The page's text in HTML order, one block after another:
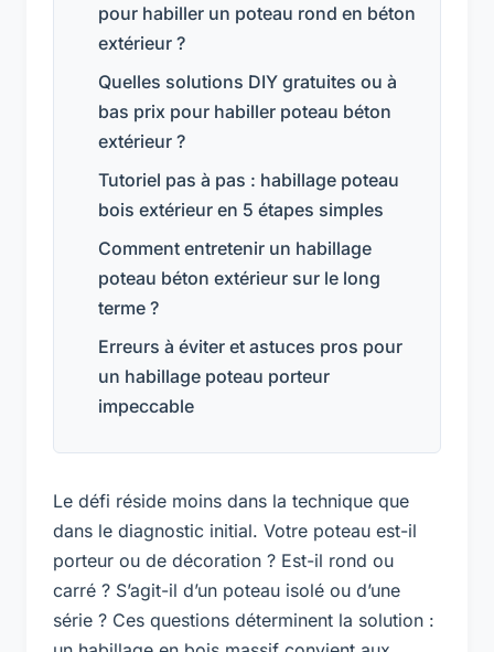
pour habiller un poteau rond en béton
extérieur ?
Quelles solutions DIY gratuites ou à
bas prix pour habiller poteau béton
extérieur ?
Tutoriel pas à pas : habillage poteau
bois extérieur en 5 étapes simples
Comment entretenir un habillage
poteau béton extérieur sur le long
terme ?
Erreurs à éviter et astuces pros pour
un habillage poteau porteur
impeccable
Le défi réside moins dans la technique que
dans le diagnostic initial. Votre poteau est-il
porteur ou de décoration ? Est-il rond ou
carré ? S’agit-il d’un poteau isolé ou d’une
série ? Ces questions déterminent la solution :